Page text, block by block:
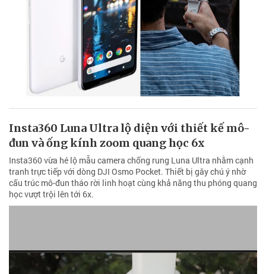
Insta360 Luna Ultra lộ diện với thiết kế mô-
đun và ống kính zoom quang học 6x
Insta360 vừa hé lộ mẫu camera chống rung Luna Ultra nhằm cạnh
tranh trực tiếp với dòng DJI Osmo Pocket. Thiết bị gây chú ý nhờ
cấu trúc mô-đun tháo rời linh hoạt cùng khả năng thu phóng quang
học vượt trội lên tới 6x.